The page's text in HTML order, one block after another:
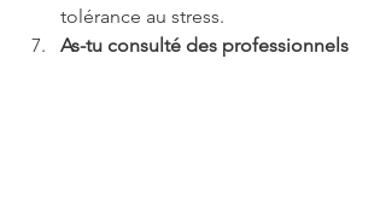
tolérance au stress.
As-tu consulté des professionnels